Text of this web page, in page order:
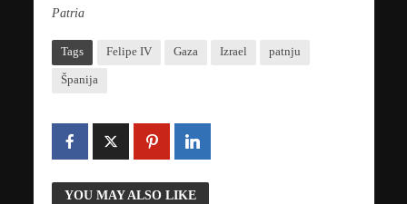
Patria
Tags Felipe IV Gaza Izrael patnju
Španija
YOU MAY ALSO LIKE